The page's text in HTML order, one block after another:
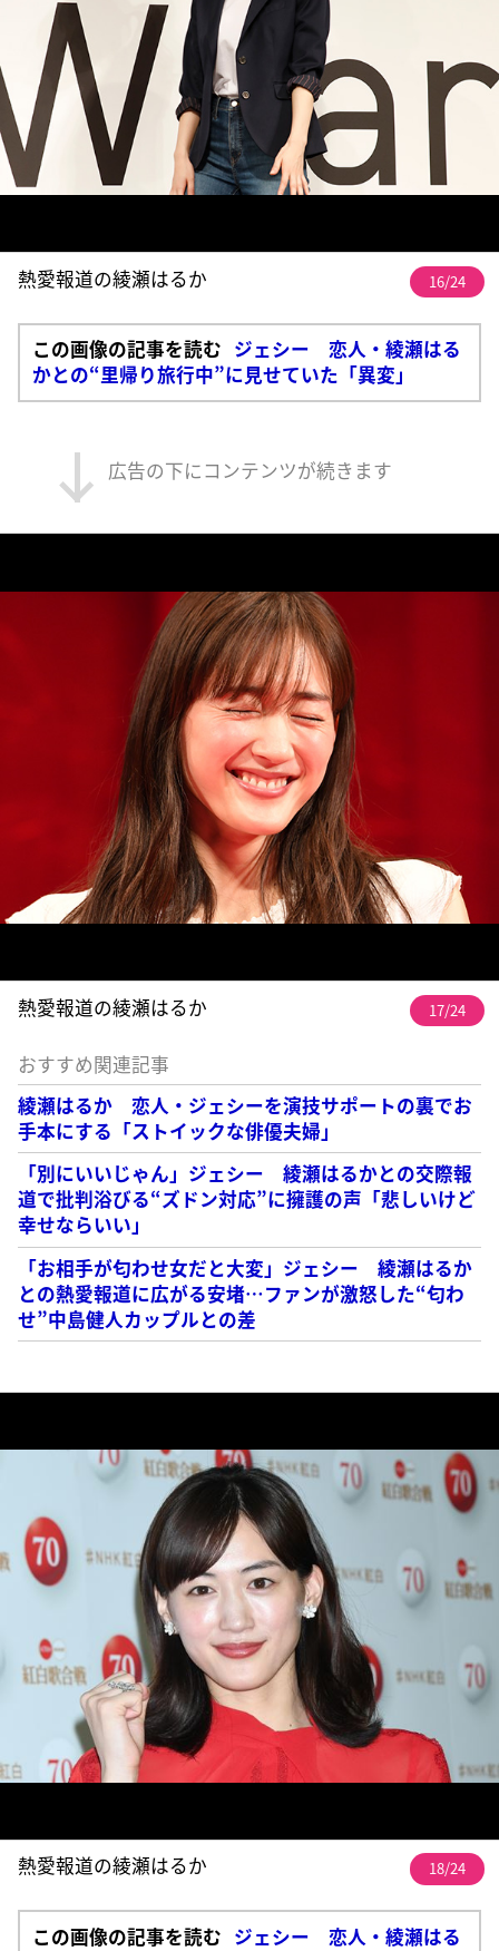
熱愛報道の綾瀬はるか 16/24
この画像の記事を読む ジェシー 恋人・綾瀬はる
かとの“里帰り旅行中”に見せていた「異変」
広告の下にコンテンツが続きます
熱愛報道の綾瀬はるか 17/24
おすすめ関連記事
綾瀬はるか 恋人・ジェシーを演技サポートの裏でお
手本にする「ストイックな俳優夫婦」
「別にいいじゃん」ジェシー 綾瀬はるかとの交際報
道で批判浴びる“ズドン対応”に擁護の声「悲しいけど
幸せならいい」
「お相手が匂わせ女だと大変」ジェシー 綾瀬はるか
との熱愛報道に広がる安堵…ファンが激怒した“匂わ
せ”中島健人カップルとの差
熱愛報道の綾瀬はるか 18/24
この画像の記事を読む ジェシー 恋人・綾瀬はる